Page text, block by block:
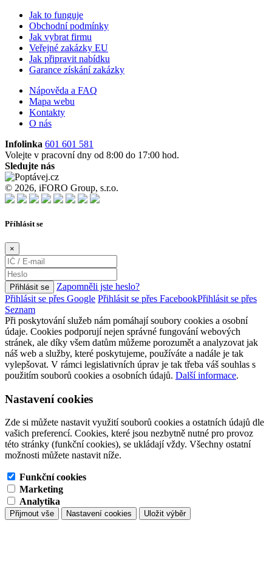
Jak to funguje
Obchodní podmínky
Jak vybrat firmu
Veřejné zakázky EU
Jak připravit nabídku
Garance získání zakázky
Nápověda a FAQ
Mapa webu
Kontakty
O nás
Infolinka 601 601 581
Volejte v pracovní dny od 8:00 do 17:00 hod.
Sledujte nás
© 2026, iFORO Group, s.r.o.
Příhlásit se
×
Přihlásit se
Zapomněli jste heslo?
Přihlásit se přes Google Přihlásit se přes FacebookPřihlásit se přes
Seznam
Při poskytování služeb nám pomáhají soubory cookies a osobní
údaje. Cookies podporují nejen správné fungování webových
stránek, ale díky všem datům můžeme porozumět a analyzovat jak
náš web a služby, které poskytujeme, používáte a nadále je tak
vylepšovat. V rámci legislativních úprav je tak třeba váš souhlas s
použitím souborů cookies a osobních údajů. Další informace.
Nastavení cookies
Zde si můžete nastavit využití souborů cookies a ostatních údajů dle
vašich preferencí. Cookies, které jsou nezbytně nutné pro provoz
této stránky (funkční cookies), se ukládají vždy. Všechny ostatní
možnosti můžete nastavit níže.
Funkční cookies
Marketing
Analytika
Přijmout vše Nastavení cookies Uložit výběr